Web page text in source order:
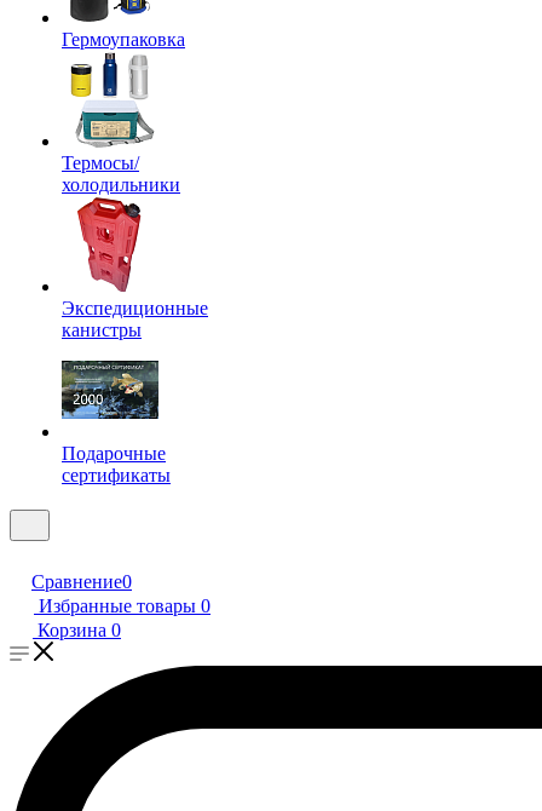
Гермоупаковка
Термосы/
холодильники
Экспедиционные
канистры
Подарочные
сертификаты
Сравнение0
Избранные товары 0
Корзина 0